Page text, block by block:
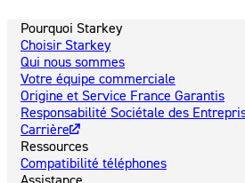
Pourquoi Starkey
Choisir Starkey
Qui nous sommes
Votre équipe commerciale
Origine et Service France Garantis
Responsabilité Sociétale des
Carrière
Ressources
Compatibilité téléphones